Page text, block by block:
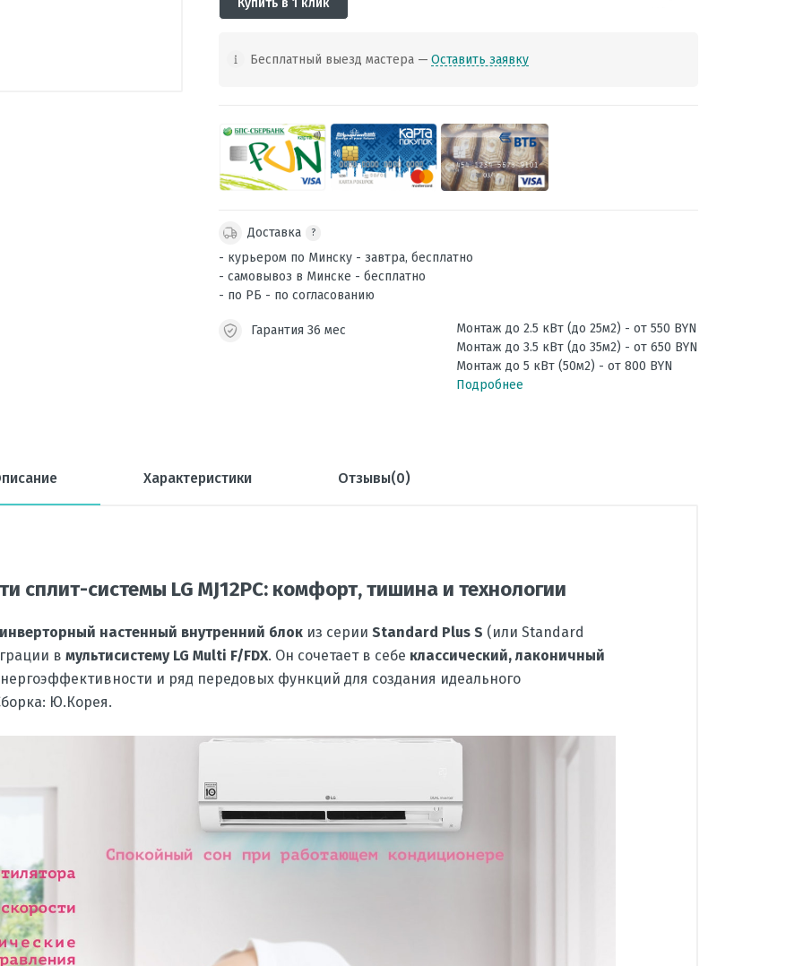
Бесплатный выезд мастера — Оставить заявку
Доставка ?
- курьером по Минску - завтра, бесплатно
- самовывоз в Минске - бесплатно
- по РБ - по согласованию
Гарантия 36 мес
Монтаж до 2.5 кВт (до 25м2) - от 550 BYN
Монтаж до 3.5 кВт (до 35м2) - от 650 BYN
Монтаж до 5 кВт (50м2) - от 800 BYN
Подробнее
Характеристики Отзывы(0)
сплит-системы LG MJ12PC: комфорт, тишина и технологии
инверторный настенный внутренний блок из серии Standard Plus S (или Standard
в мультисистему LG Multi F/FDX. Он сочетает в себе классический, лаконичный
и ряд передовых функций для создания идеального
Ю.Корея.